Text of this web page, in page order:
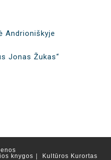
Andrioniškyje
Jonas Žukas“
knygos Kultūros Kurortas